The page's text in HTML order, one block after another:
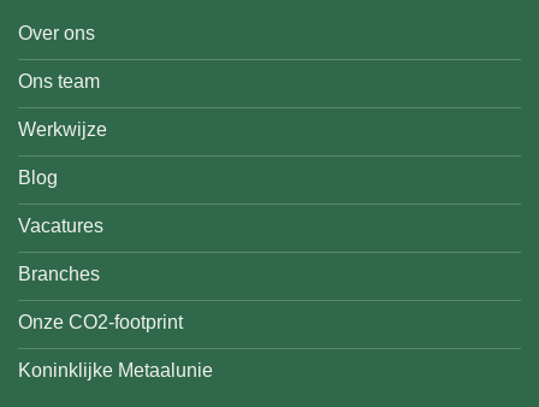
Over ons
Ons team
Werkwijze
Blog
Vacatures
Branches
Onze CO2-footprint
Koninklijke Metaalunie